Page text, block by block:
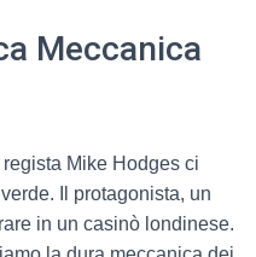
Meccanica
Mike Hodges ci
Il protagonista, un
in un casinò londinese.